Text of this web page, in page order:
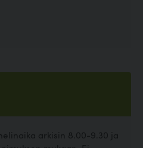
arkisin 8.00-9.30 ja